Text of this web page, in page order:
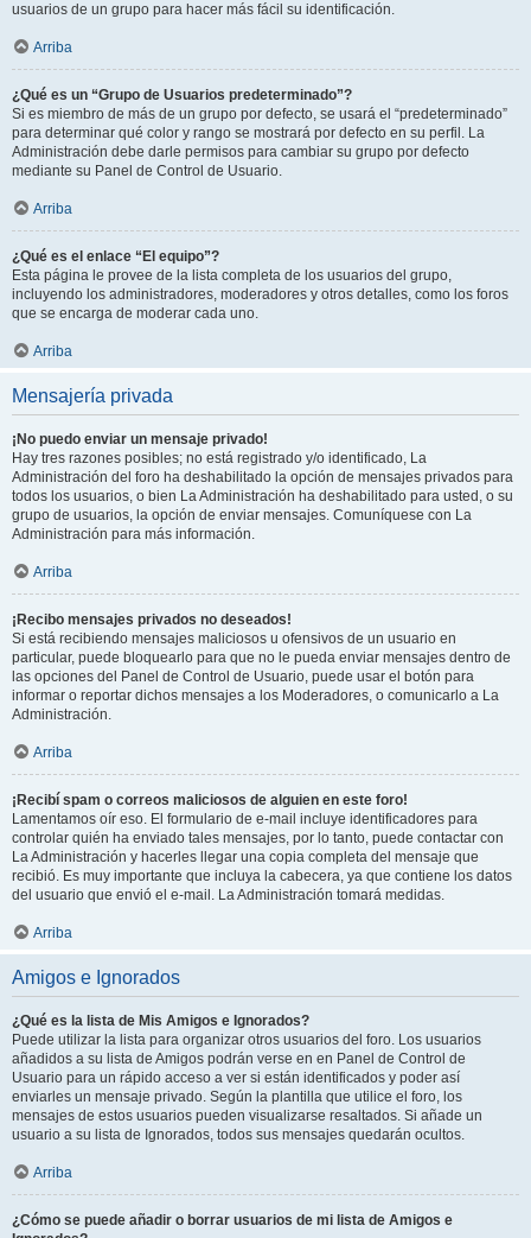
usuarios de un grupo para hacer más fácil su identificación.
Arriba
¿Qué es un “Grupo de Usuarios predeterminado”?
Si es miembro de más de un grupo por defecto, se usará el “predeterminado”
para determinar qué color y rango se mostrará por defecto en su perfil. La
Administración debe darle permisos para cambiar su grupo por defecto
mediante su Panel de Control de Usuario.
Arriba
¿Qué es el enlace “El equipo”?
Esta página le provee de la lista completa de los usuarios del grupo,
incluyendo los administradores, moderadores y otros detalles, como los foros
que se encarga de moderar cada uno.
Arriba
Mensajería privada
¡No puedo enviar un mensaje privado!
Hay tres razones posibles; no está registrado y/o identificado, La
Administración del foro ha deshabilitado la opción de mensajes privados para
todos los usuarios, o bien La Administración ha deshabilitado para usted, o su
grupo de usuarios, la opción de enviar mensajes. Comuníquese con La
Administración para más información.
Arriba
¡Recibo mensajes privados no deseados!
Si está recibiendo mensajes maliciosos u ofensivos de un usuario en
particular, puede bloquearlo para que no le pueda enviar mensajes dentro de
las opciones del Panel de Control de Usuario, puede usar el botón para
informar o reportar dichos mensajes a los Moderadores, o comunicarlo a La
Administración.
Arriba
¡Recibí spam o correos maliciosos de alguien en este foro!
Lamentamos oír eso. El formulario de e-mail incluye identificadores para
controlar quién ha enviado tales mensajes, por lo tanto, puede contactar con
La Administración y hacerles llegar una copia completa del mensaje que
recibió. Es muy importante que incluya la cabecera, ya que contiene los datos
del usuario que envió el e-mail. La Administración tomará medidas.
Arriba
Amigos e Ignorados
¿Qué es la lista de Mis Amigos e Ignorados?
Puede utilizar la lista para organizar otros usuarios del foro. Los usuarios
añadidos a su lista de Amigos podrán verse en en Panel de Control de
Usuario para un rápido acceso a ver si están identificados y poder así
enviarles un mensaje privado. Según la plantilla que utilice el foro, los
mensajes de estos usuarios pueden visualizarse resaltados. Si añade un
usuario a su lista de Ignorados, todos sus mensajes quedarán ocultos.
Arriba
¿Cómo se puede añadir o borrar usuarios de mi lista de Amigos e